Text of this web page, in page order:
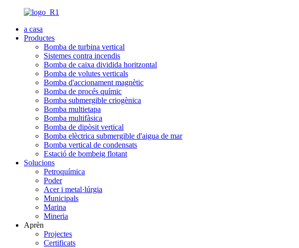
a casa
Productes
Bomba de turbina vertical
Sistemes contra incendis
Bomba de caixa dividida horitzontal
Bomba de volutes verticals
Bomba d'accionament magnètic
Bomba de procés químic
Bomba submergible criogènica
Bomba multietapa
Bomba multifàsica
Bomba de dipòsit vertical
Bomba elèctrica submergible d'aigua de mar
Bomba vertical de condensats
Estació de bombeig flotant
Solucions
Petroquímica
Poder
Acer i metal·lúrgia
Municipals
Marina
Mineria
Aprèn
Projectes
Certificats